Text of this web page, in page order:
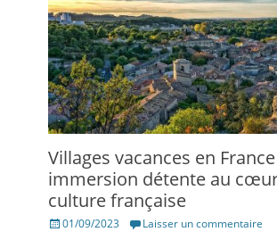
Villages vacances en
immersion détente au
culture française
Posté01/09/2023 Laisser un commentaire